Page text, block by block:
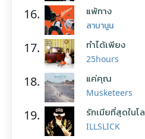
16. แพ้ทาง
ลาบานูน
17. ทำได้เพียง
25hours
18. แค่คุณ
Musketeers
19. รักเมียที่สุดในโ
ILLSLICK